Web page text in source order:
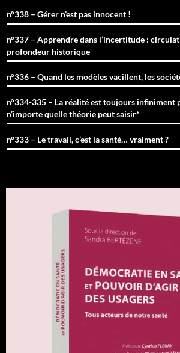
n°338 – Gérer n’est pas innocent !
n°337 – Apprendre dans l’incertitude :
profondeur historique
n°336 – Quand les modèles vacillent, les
n°334-335 – La réalité est toujours infiniment
n’importe quelle théorie peut saisir*
n°333 – Le travail, c’est la santé… vraiment ?